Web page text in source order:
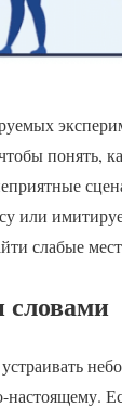
понять,
или
слабые